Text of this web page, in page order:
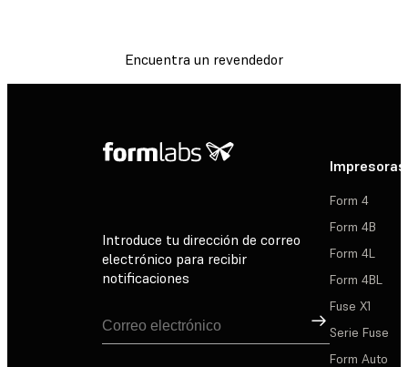
Encuentra un revendedor
Introduce tu dirección de correo
electrónico para recibir
notificaciones
Suscribirse
Impresoras
Form 4
Form 4B
Form 4L
Form 4BL
Fuse X1
Serie Fuse
Form Auto